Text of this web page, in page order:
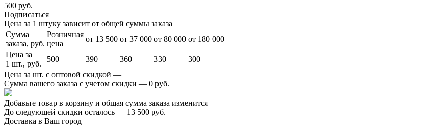
500 руб.
Подписаться
Цена за 1 штуку зависит от общей суммы заказа
Сумма
заказа, руб.
Розничная
цена
от 13 500 от 37 000 от 80 000 от 180 000
Цена за
1 шт., руб.
500 390 360 330
300
Цена за шт. с оптовой скидкой —
Сумма вашего заказа с учетом скидки — 0 руб.
Добавьте товар в корзину и общая сумма заказа изменится
До следующей скидки осталось — 13 500 руб.
Доставка в Ваш город